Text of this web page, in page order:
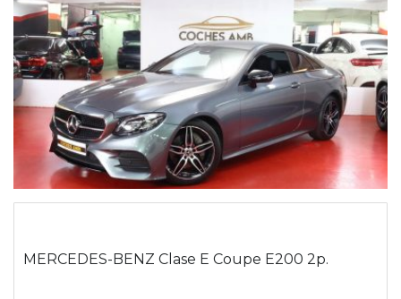
MERCEDES-BENZ Clase E Coupe E200 2p.